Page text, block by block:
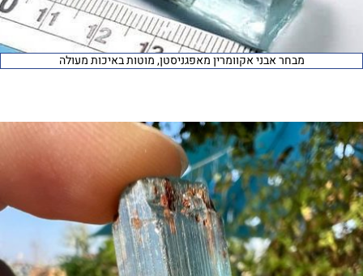
מבחר אבני אקוומרין מאפגניסטן, מוטות באיכות מעולה